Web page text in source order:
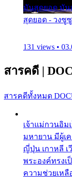
มันสุดยอด มัน
สุดยอด - วงซู
131 views •
สารคดี |
สารคดีทั้งหมด
เจ้าแม่กวนอิ
มหายาน มีผู้เ
ญี่ปุ่น เกาหลี เ
พระองค์ทรง
ความช่วยเหลื